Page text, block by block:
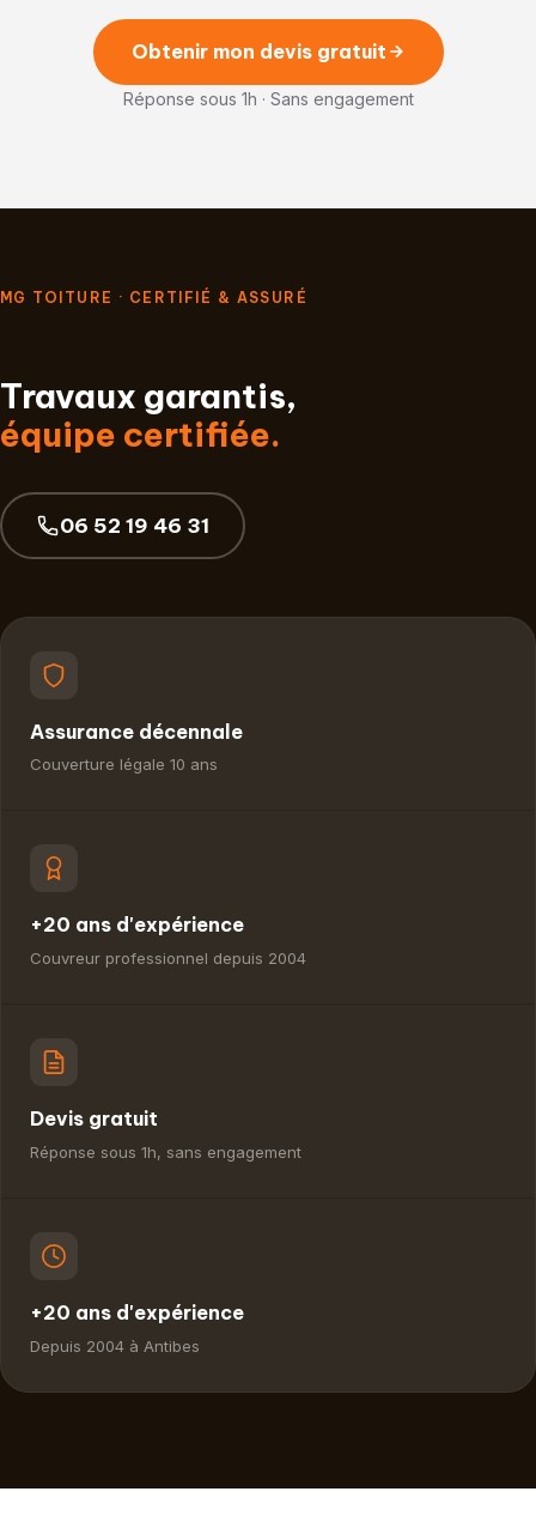
Obtenir mon devis gratuit
Réponse sous 1h · Sans engagement
MG TOITURE · CERTIFIÉ & ASSURÉ
Travaux garantis,
équipe certifiée.
06 52 19 46 31
Assurance décennale
Couverture légale 10 ans
+20 ans d'expérience
Couvreur professionnel depuis 2004
Devis gratuit
Réponse sous 1h, sans engagement
+20 ans d'expérience
Depuis 2004 à Antibes